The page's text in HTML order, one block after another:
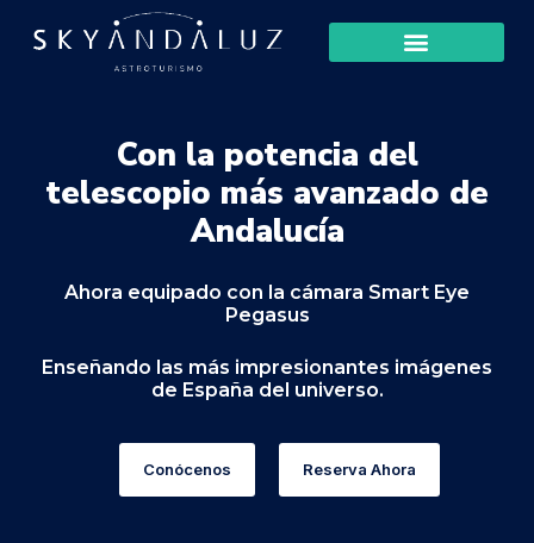
Con la potencia del
telescopio más avanzado de
Andalucía
Ahora equipado con la cámara Smart Eye
Pegasus
Enseñando las más impresionantes imágenes
de España del universo.
Conócenos Reserva Ahora